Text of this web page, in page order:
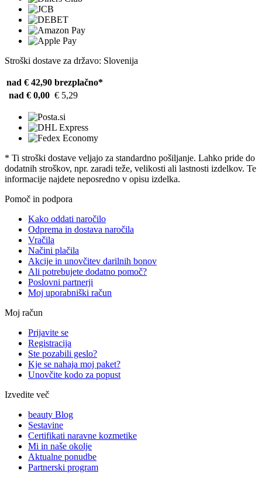
Stroški dostave za državo: Slovenija
nad € 42,90 brezplačno*
nad € 0,00 € 5,29
* Ti stroški dostave veljajo za standardno pošiljanje. Lahko pride do
dodatnih stroškov, npr. zaradi teže, velikosti ali lastnosti izdelkov. Te
informacije najdete neposredno v opisu izdelka.
Pomoč in podpora
Kako oddati naročilo
Odprema in dostava naročila
Vračila
Načini plačila
Akcije in unovčitev darilnih bonov
Ali potrebujete dodatno pomoč?
Poslovni partnerji
Moj uporabniški račun
Moj račun
Prijavite se
Registracija
Ste pozabili geslo?
Kje se nahaja moj paket?
Unovčite kodo za popust
Izvedite več
beauty Blog
Sestavine
Certifikati naravne kozmetike
Mi in naše okolje
Aktualne ponudbe
Partnerski program